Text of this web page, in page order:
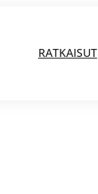
RATKAISUT